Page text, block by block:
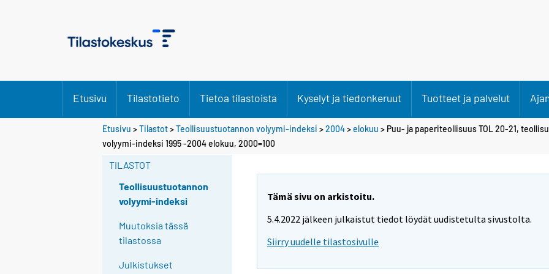
Etusivu Tilastotieto Tietoa tilastoista Kyselyt ja tiedonkeruut Tuotteet ja palvelut
Etusivu >Tilastot>Teollisuustuotannon volyymi-indeksi >2004>elokuu > Puu- ja paperiteollisuus TOL 20-21,
volyymi-indeksi 1995 -2004 elokuu, 2000=100
TILASTOT
Teollisuustuotannon
volyymi-indeksi
Muutoksia tässä
tilastossa
Julkistukset
Tämä sivu on arkistoitu.
5.4.2022 jälkeen julkaistut tiedot löydät uudistetulta sivustolta.
Siirry uudelle tilastosivulle